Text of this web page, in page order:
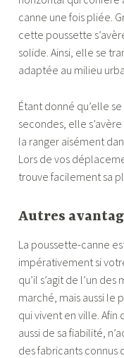
canne une fois pliée.
cette poussette
solide. Ainsi, elle se
adaptée au milieu
Étant donné qu’elle
secondes, elle
la ranger aisément
Lors de vos
trouve facilement sa
Autres
La poussette-canne
impérativement si
qu’il s’agit de l’un
marché, mais aussi le
qui vivent en ville. Afin
aussi de sa fiabilité,
des fabricants connus